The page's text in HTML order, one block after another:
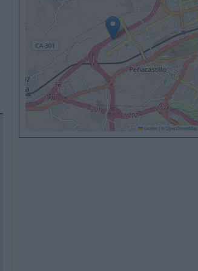
Leaflet © OpenStreetMap